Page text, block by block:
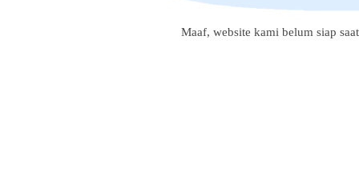
Maaf, website kami belum siap